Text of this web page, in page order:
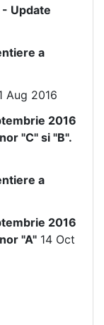
Update
a
Aug 2016
2016
"C" si "B".
a
2016
"A" 14 Oct